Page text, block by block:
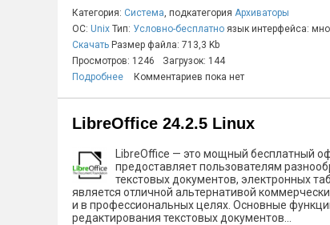
Категория: Система, подкатегория Архиваторы
ОС: Unix Тип: Условно-бесплатно язык интерфейса:
Скачать Размер файла: 713,3 Kb
Просмотров: 1246
Загрузок: 144
Подробнее
Комментариев пока нет
LibreOffice 24.2.5 Linux
LibreOffice — это мощный бесплатный
предоставляет пользователям
текстовых документов, электронных
является отличной альтернативой
и в профессиональных целях. Основные
редактирования текстовых документов...